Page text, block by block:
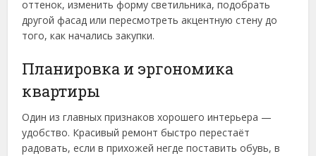
оттенок, изменить форму светильника, подобрать
другой фасад или пересмотреть акцентную стену до
того, как начались закупки.
Планировка и эргономика
квартиры
Один из главных признаков хорошего интерьера —
удобство. Красивый ремонт быстро перестаёт
радовать, если в прихожей негде поставить обувь, в